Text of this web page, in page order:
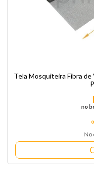
Tela Mosquiteira Fibra
No
no